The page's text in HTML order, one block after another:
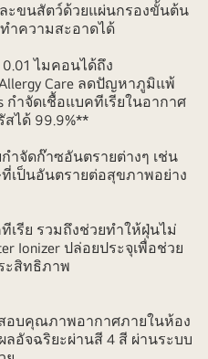
ขนสัตว์ด้วยแผ่นกรองขั้นต้น
ำความสะอาดได้
ไมคอนได้ถึง
Care ลดปัญหาภูมิแพ้
กำจัดเชื้อแบคทีเรียในอากาศ
สได้ 99.9%**
ำจัดก๊าซอันตรายต่างๆ เช่น
เป็นอันตรายต่อสุขภาพอย่าง
รีย รวมถึงช่วยทำให้ฝุ่นไม่
Ionizer ปล่อยประจุเพื่อช่วย
ะสิทธิภาพ
อบคุณภาพอากาศภายในห้อง
ลอัจฉริยะผ่านสี 4 สี ผ่านระบบ